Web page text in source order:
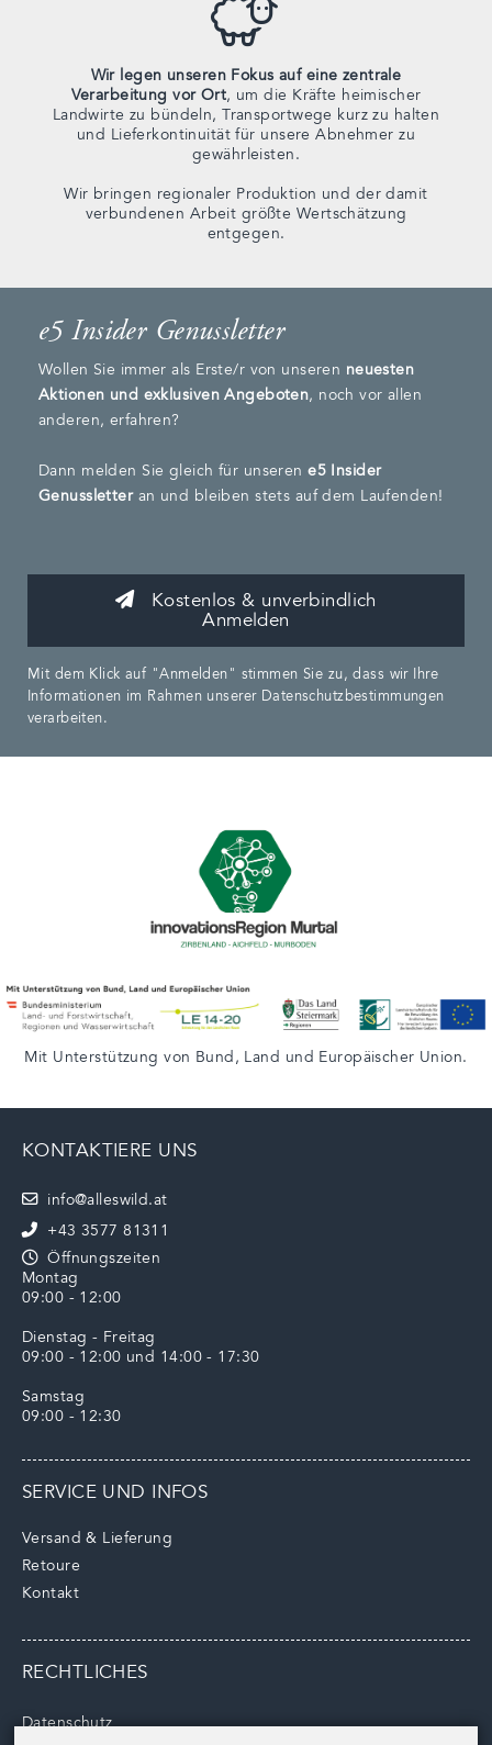
Wir legen unseren Fokus auf eine zentrale
Verarbeitung vor Ort, um die Kräfte heimischer
Landwirte zu bündeln, Transportwege kurz zu halten
und Lieferkontinuität für unsere Abnehmer zu
gewährleisten.
Wir bringen regionaler Produktion und der damit
verbundenen Arbeit größte Wertschätzung
entgegen.
e5 Insider Genussletter
Wollen Sie immer als Erste/r von unseren neuesten
Aktionen und exklusiven Angeboten, noch vor allen
anderen, erfahren?
Dann melden Sie gleich für unserene5 Insider
Genussletteran und bleiben stets auf dem Laufenden!
Kostenlos & unverbindlich
Anmelden
Mit dem Klick auf "Anmelden" stimmen Sie zu, dass wir Ihre
Informationen im Rahmen unserer Datenschutzbestimmungen
verarbeiten.
Mit Unterstützung von Bund, Land und Europäischer Union.
KONTAKTIERE UNS
info@alleswild.at
+43 3577 81311
Öffnungszeiten
Montag
09:00 - 12:00
Dienstag - Freitag
09:00 - 12:00 und 14:00 - 17:30
Samstag
09:00 - 12:30
SERVICE UND INFOS
Versand & Lieferung
Retoure
Kontakt
RECHTLICHES
Datenschutz